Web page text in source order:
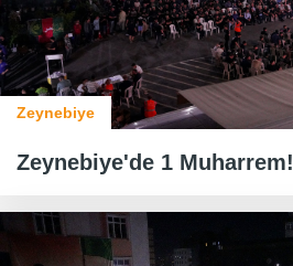
Zeynebiye
Zeynebiye'de 1 Muharrem!